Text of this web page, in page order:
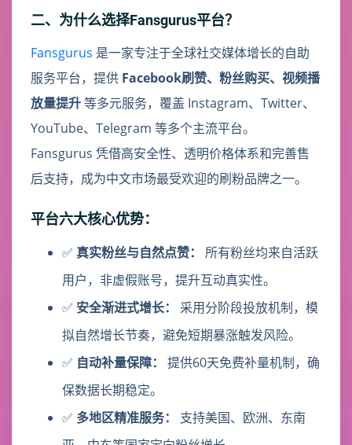
二、为什么选择Fansgurus平台？
Fansgurus 是一家专注于全球社交媒体增长的自助
服务平台，提供 Facebook刷赞、粉丝购买、视频播
放量提升等多元服务，覆盖 Instagram、Twitter、
YouTube、Telegram 等多个主流平台。
Fansgurus 凭借高安全性、透明价格体系和完善售
后支持，成为中文市场最受欢迎的刷粉品牌之一。
平台六大核心优势：
✅ 真实粉丝与自然点赞：
所有粉丝均来自活跃
用户，非虚假账号，提升互动真实性。
✅ 安全渐进式增长：
采用分阶段投放机制，模
拟自然增长节奏，避免短期暴涨触发风险。
✅ 自动补量保障：
提供60天免费补量机制，确
保数据长期稳定。
✅ 多地区精准服务：
支持美国、欧洲、东南